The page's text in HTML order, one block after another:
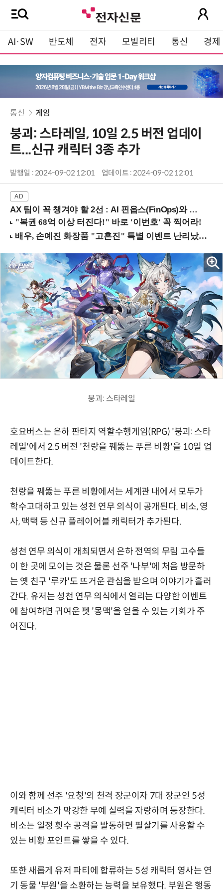
AI·SW 반도체 전자 모빌리티 통신 경제
통신 게임
붕괴: 스타레일, 10일 2.5 버전 업데이
트...신규 캐릭터 3종 추가
발행일 : 2024-09-02 12:01 업데이트 : 2024-09-02 12:01
AX 팀이 꼭 챙겨야 할 2선 : AI 핀옵스(FinOps)와 토큰 거버넌스 (8/21 잠실역)
붕괴: 스타레일
호요버스는 은하 판타지 역할수행게임(RPG) '붕괴: 스타
레일'에서 2.5 버전 '천랑을 꿰뚫는 푸른 비황'을 10일 업
데이트한다.
천랑을 꿰뚫는 푸른 비황에서는 세계관 내에서 모두가
학수고대하고 있는 성천 연무 의식이 공개된다. 비소, 영
사, 맥택 등 신규 플레이어블 캐릭터가 추가된다.
성천 연무 의식이 개최되면서 은하 전역의 무림 고수들
이 한 곳에 모이는 것은 물론 선주 '나부'에 처음 방문하
는 옛 친구 '루카'도 뜨거운 관심을 받으며 이야기가 흘러
간다. 유저는 성천 연무 의식에서 열리는 다양한 이벤트
에 참여하면 귀여운 펫 '몽맥'을 얻을 수 있는 기회가 주
어진다.
이와 함께 선주 '요청'의 천격 장군이자 7대 장군인 5성
캐릭터 비소가 막강한 무예 실력을 자랑하며 등장한다.
비소는 일정 횟수 공격을 발동하면 필살기를 사용할 수
있는 비황 포인트를 쌓을 수 있다.
또한 새롭게 유저 파티에 합류하는 5성 캐릭터 영사는 연
기 동물 '부원'을 소환하는 능력을 보유했다. 부원은 행동